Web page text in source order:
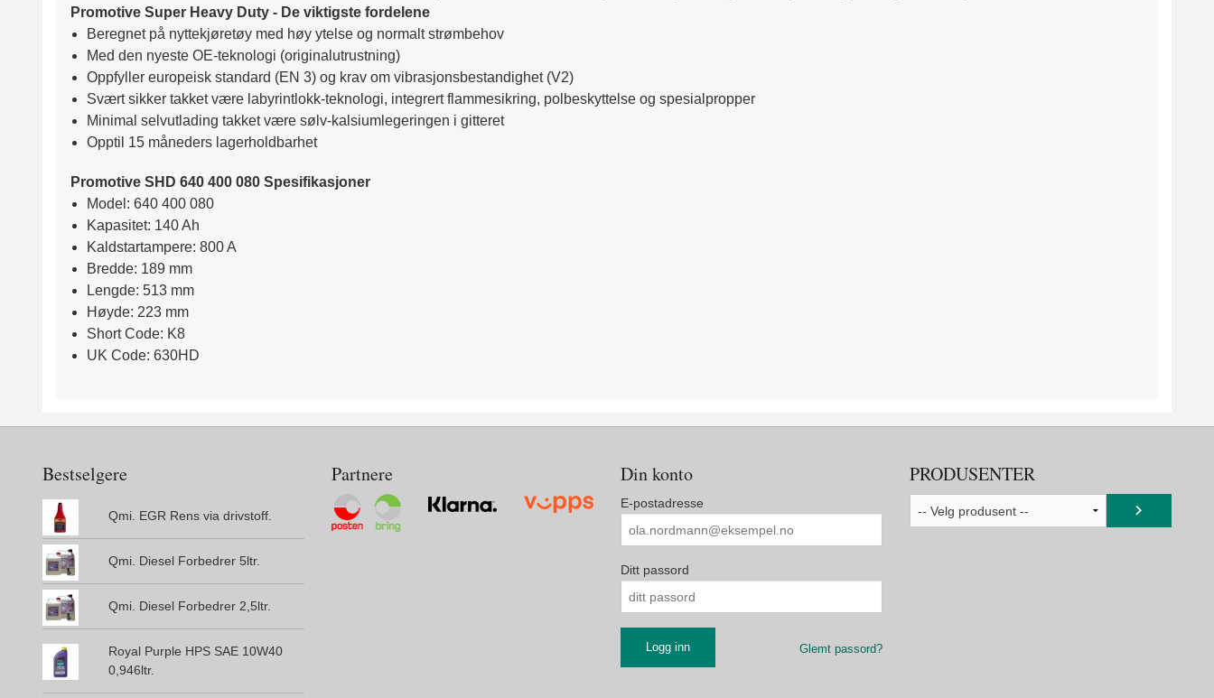
Promotive Super Heavy Duty - De viktigste fordelene
Beregnet på nyttekjøretøy med høy ytelse og normalt strømbehov
Med den nyeste OE-teknologi (originalutrustning)
Oppfyller europeisk standard (EN 3) og krav om vibrasjonsbestandighet (V2)
Svært sikker takket være labyrintlokk-teknologi, integrert flammesikring, polbeskyttelse og spesialpropper
Minimal selvutlading takket være sølv-kalsiumlegeringen i gitteret
Opptil 15 måneders lagerholdbarhet
Promotive SHD 640 400 080 Spesifikasjoner
Model: 640 400 080
Kapasitet: 140 Ah
Kaldstartampere: 800 A
Bredde: 189 mm
Lengde: 513 mm
Høyde: 223 mm
Short Code: K8
UK Code: 630HD
Bestselgere
Qmi. EGR Rens via drivstoff.
Qmi. Diesel Forbedrer 5ltr.
Qmi. Diesel Forbedrer 2,5ltr.
Royal Purple HPS SAE 10W40
0,946ltr.
Partnere Din konto
E-postadresse
Ditt passord
Glemt passord?
PRODUSENTER